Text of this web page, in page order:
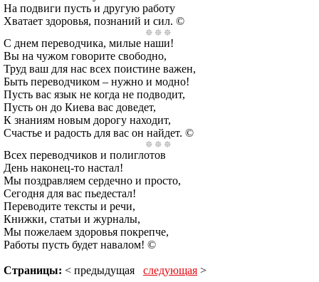
На подвиги пусть и другую работу
Хватает здоровья, познаний и сил. ©
С днем переводчика, милые наши!
Вы на чужом говорите свободно,
Труд ваш для нас всех поистине важен,
Быть переводчиком – нужно и модно!
Пусть вас язык не когда не подводит,
Пусть он до Киева вас доведет,
К знаниям новым дорогу находит,
Счастье и радость для вас он найдет. ©
Всех переводчиков и полиглотов
День наконец-то настал!
Мы поздравляем сердечно и просто,
Сегодня для вас пьедестал!
Переводите тексты и речи,
Книжки, статьи и журналы,
Мы пожелаем здоровья покрепче,
Работы пусть будет навалом! ©
Страницы: < предыдущая следующая >